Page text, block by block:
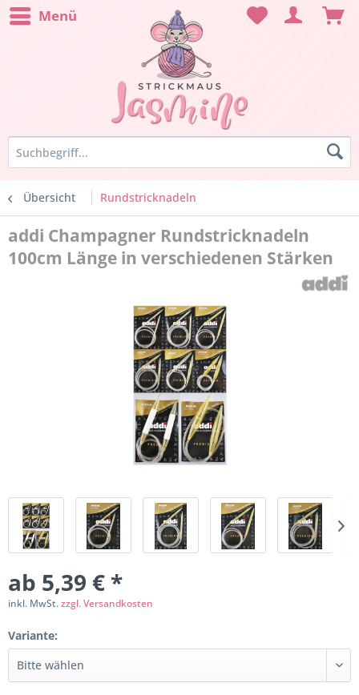
Menü
Übersicht Rundstricknadeln
addi Champagner Rundstricknadeln
100cm Länge in verschiedenen Stärken
ab 5,39 € *
inkl. MwSt.zzgl. Versandkosten
Variante: